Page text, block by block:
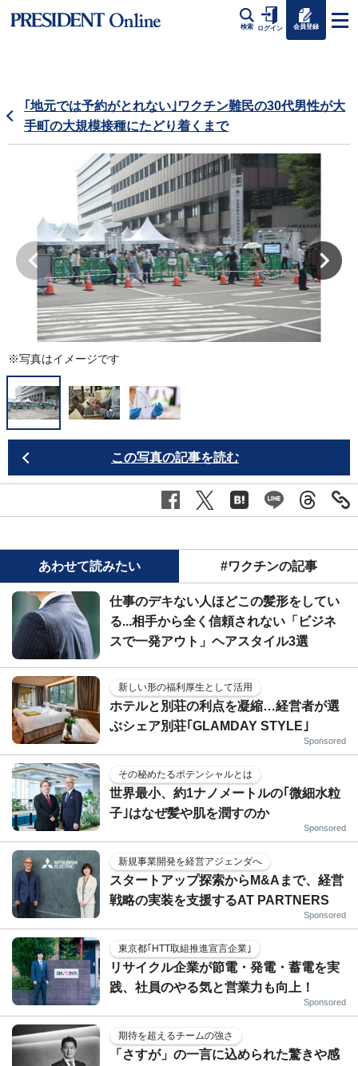
検索 ログイン 会員登録
｢地元では予約がとれない｣ワクチン難民の30代男性が大
手町の大規模接種にたどり着くまで
※写真はイメージです
この写真の記事を読む
あわせて読みたい #ワクチンの記事
仕事のデキない人ほどこの髪形をしてい
る...相手から全く信頼されない「ビジネ
スで一発アウト」ヘアスタイル3選
新しい形の福利厚生として活用
ホテルと別荘の利点を凝縮…経営者が選
ぶシェア別荘｢GLAMDAY STYLE｣
Sponsored
その秘めたるポテンシャルとは
世界最小、約1ナノメートルの｢微細水粒
子｣はなぜ髪や肌を潤すのか
Sponsored
新規事業開発を経営アジェンダへ
スタートアップ探索からM&Aまで、経営
戦略の実装を支援するAT PARTNERS
Sponsored
東京都｢HTT取組推進宣言企業｣
リサイクル企業が節電・発電・蓄電を実
践、社員のやる気と営業力も向上！
Sponsored
期待を超えるチームの強さ
「さすが」の一言に込められた驚きや感